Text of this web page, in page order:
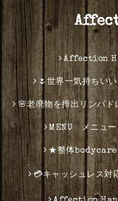
Affection
🌷世界一気持ちい
🌸老廃物を排出リンパド
MENU メニュー
★整体bodycare
💳キャッシュレス対